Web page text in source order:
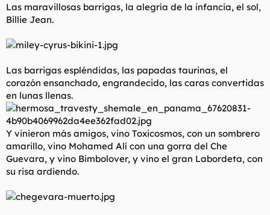
Las maravillosas barrigas, la alegría de la infancia, el sol,
Billie Jean.
Las barrigas espléndidas, las papadas taurinas, el
corazón ensanchado, engrandecido, las caras convertidas
en lunas llenas.
Y vinieron más amigos, vino Toxicosmos, con un sombrero
amarillo, vino Mohamed Alí con una gorra del Che
Guevara, y vino Bimbolover, y vino el gran Labordeta, con
su risa ardiendo.